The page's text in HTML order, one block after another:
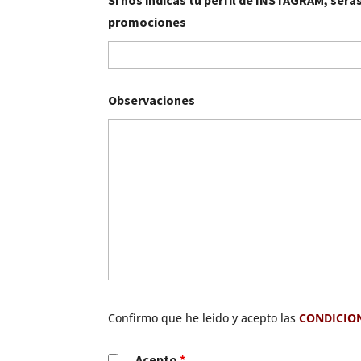
promociones
Observaciones
Confirmo que he leido y acepto las